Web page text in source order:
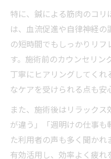
休日に受ける鍼
は
春町で選ばれる
介
リラックスした休日
過ごし方
特に、鍼による筋肉のコ
は、血流促進や自律神経
の短時間でもしっかりリ
す。施術前のカウンセリン
丁寧にヒアリングしてく
なケアを受けられる点も安
また、施術後はリラック
が違う」「週明けの仕事も
た利用者の声も多く聞かれ
有効活用し、効率よく疲